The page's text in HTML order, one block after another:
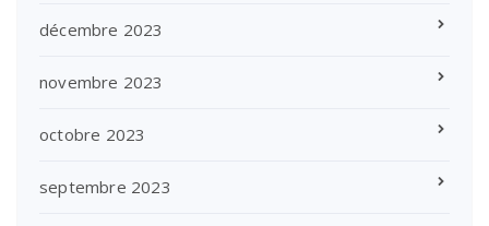
décembre 2023
novembre 2023
octobre 2023
septembre 2023